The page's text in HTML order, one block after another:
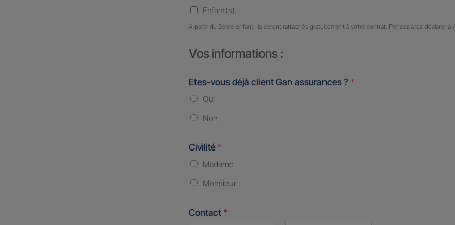
Enfant(s)
A partir du 3ème enfant, Ils seront rattachés gratuitement à votre contrat. Pensez à les déclarer à
Vos informations :
Etes-vous déjà client Gan assurances ? *
Oui
Non
Civilité *
Madame
Monsieur
Contact *